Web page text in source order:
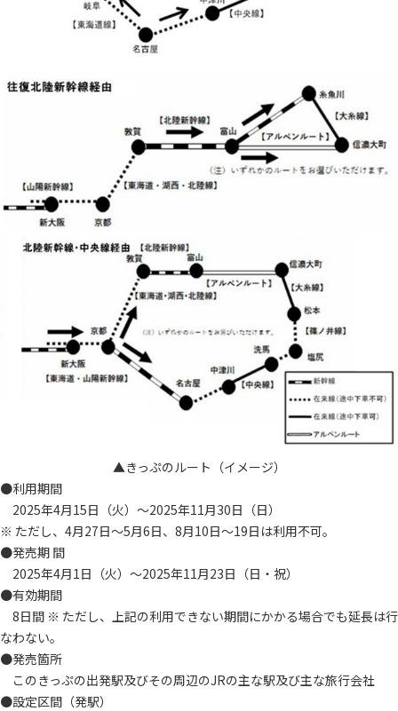
▲きっぷのルート（イメージ）
●利用期間
2025年4月15日（火）～2025年11月30日（日）
※ ただし、4月27日～5月6日、8月10日～19日は利用不可。
●発売期 間
2025年4月1日（火）～2025年11月23日（日・祝）
●有効期間
8日間 ※ ただし、上記の利用できない期間にかかる場合でも延長は行
なわない。
●発売箇所
このきっぷの出発駅及びその周辺のJRの主な駅及び主な旅行会社
●設定区間（発駅）